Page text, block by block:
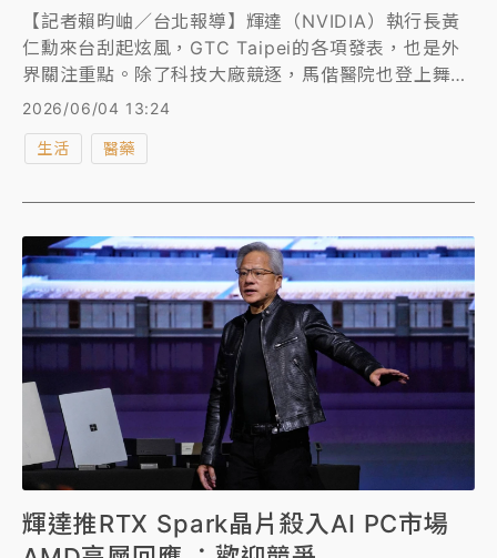
【記者賴昀岫／台北報導】輝達（NVIDIA）執行長黃
仁勳來台刮起炫風，GTC Taipei的各項發表，也是外
界關注重點。除了科技大廠競逐，馬偕醫院也登上舞
台！2名醫師受邀發表專題演講，說明當今醫療產業導
已不只是「AI會不會回答」，而是「能不能相信AI的回
學輔助（EBM Guardian）」系統；以及生成式AI於生
醫研究、細胞研究與生醫運算等。
2026/06/04 13:24
生活 醫藥
輝達推RTX Spark晶片殺入AI PC市場